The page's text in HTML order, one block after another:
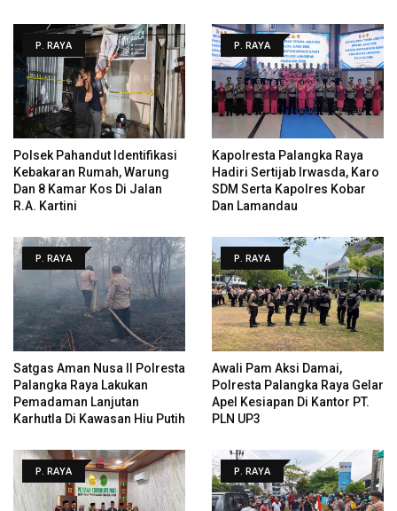
P. RAYA
Polsek Pahandut Identifikasi
Kebakaran Rumah, Warung
Dan 8 Kamar Kos Di Jalan
R.A. Kartini
P. RAYA
Kapolresta Palangka Raya
Hadiri Sertijab Irwasda, Karo
SDM Serta Kapolres Kobar
Dan Lamandau
P. RAYA
Satgas Aman Nusa II Polresta
Palangka Raya Lakukan
Pemadaman Lanjutan
Karhutla Di Kawasan Hiu Putih
P. RAYA
Awali Pam Aksi Damai,
Polresta Palangka Raya Gelar
Apel Kesiapan Di Kantor PT.
PLN UP3
P. RAYA P. RAYA